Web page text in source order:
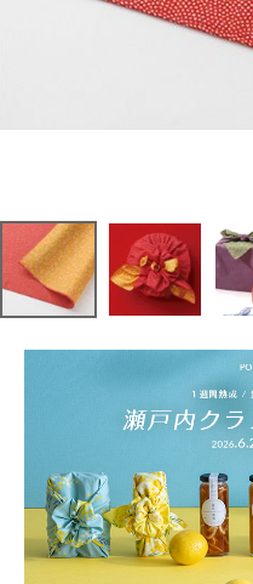
ギフトラッピング
リバーシブル